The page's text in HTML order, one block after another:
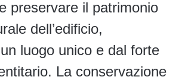
preservare il patrimonio
dell’edificio,
luogo unico e dal forte
La conservazione